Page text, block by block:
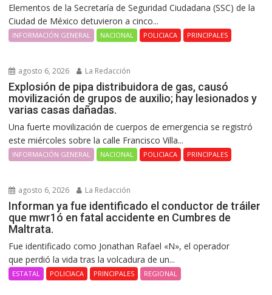
Elementos de la Secretaría de Seguridad Ciudadana (SSC) de la
Ciudad de México detuvieron a cinco...
INFORMACIÓN GENERAL NACIONAL POLICIACA PRINCIPALES
agosto 6, 2026 La Redacción
Explosión de pipa distribuidora de gas, causó
movilización de grupos de auxilio; hay lesionados y
varias casas dañadas.
Una fuerte movilización de cuerpos de emergencia se registró
este miércoles sobre la calle Francisco Villa...
INFORMACIÓN GENERAL NACIONAL POLICIACA PRINCIPALES
agosto 6, 2026 La Redacción
Informan ya fue identificado el conductor de tráiler
que mwr1ó en fatal accidente en Cumbres de
Maltrata.
Fue identificado como Jonathan Rafael «N», el operador
que perdió la vida tras la volcadura de un...
ESTATAL POLICIACA PRINCIPALES REGIONAL